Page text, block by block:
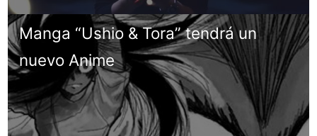
Manga “Ushio & Tora” tendrá un
nuevo Anime